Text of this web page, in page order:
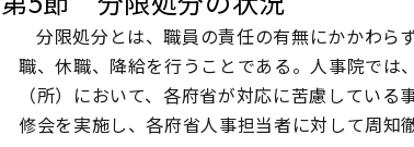
分限処分とは、職員の責任の有無にかかわら
職、休職、降給を行うことである。人事院で
（所）において、各府省が対応に苦慮してい
修会を実施し、各府省人事担当者に対して周知